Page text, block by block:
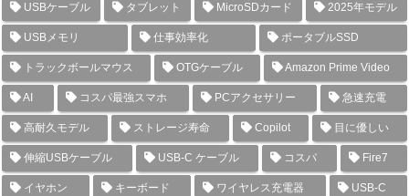
USBケーブル タブレット MicroSDカード 2025年モデル
USBメモリ 仕事効率化 ポータブルSSD
トラックボールマウス OTGケーブル Amazon Prime Video
AI コスパ最強スマホ PCアクセサリー 急速充電
高耐久モデル ストレージ寿命 Copilot 目に優しい
伸縮USBケーブル USB-C ケーブル コスパ Fire7
イヤホン キーボード ワイヤレス充電器 USB-C